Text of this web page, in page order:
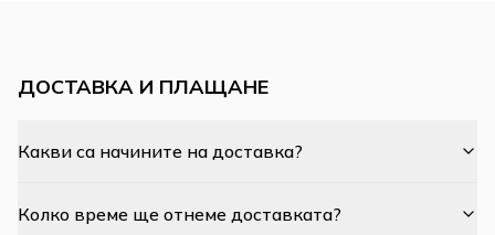
ДОСТАВКА И ПЛАЩАНЕ
Какви са начините на доставка?
Колко време ще отнеме доставката?